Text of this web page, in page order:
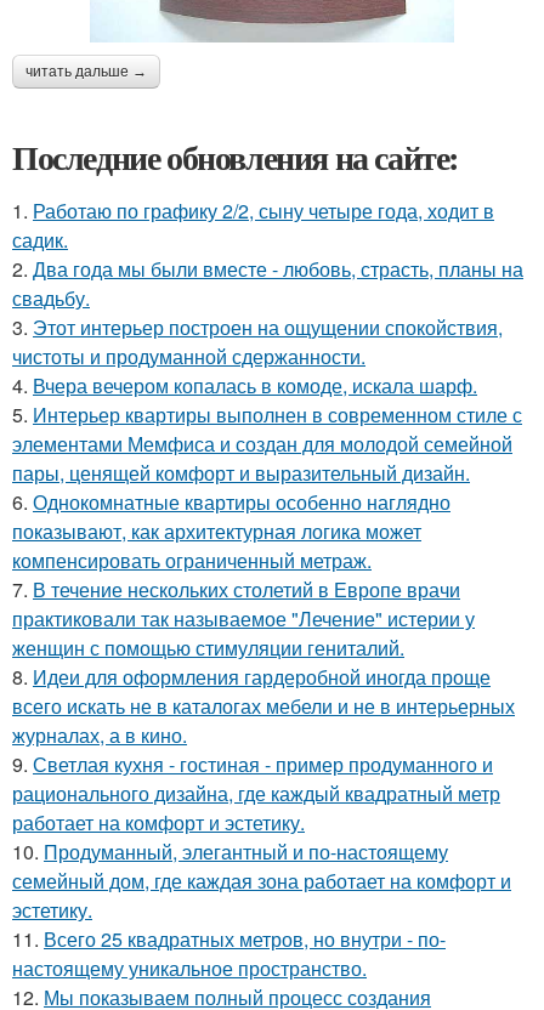
читать дальше →
Последние обновления на сайте:
1. Работаю по графику 2/2, сыну четыре года, ходит в
садик.
2. Два года мы были вместе - любовь, страсть, планы на
свадьбу.
3. Этот интерьер построен на ощущении спокойствия,
чистоты и продуманной сдержанности.
4. Вчера вечером копалась в комоде, искала шарф.
5. Интерьер квартиры выполнен в современном стиле с
элементами Мемфиса и создан для молодой семейной
пары, ценящей комфорт и выразительный дизайн.
6. Однокомнатные квартиры особенно наглядно
показывают, как архитектурная логика может
компенсировать ограниченный метраж.
7. В течение нескольких столетий в Европе врачи
практиковали так называемое "Лечение" истерии у
женщин с помощью стимуляции гениталий.
8. Идеи для оформления гардеробной иногда проще
всего искать не в каталогах мебели и не в интерьерных
журналах, а в кино.
9. Светлая кухня - гостиная - пример продуманного и
рационального дизайна, где каждый квадратный метр
работает на комфорт и эстетику.
10. Продуманный, элегантный и по-настоящему
семейный дом, где каждая зона работает на комфорт и
эстетику.
11. Всего 25 квадратных метров, но внутри - по-
настоящему уникальное пространство.
12. Мы показываем полный процесс создания